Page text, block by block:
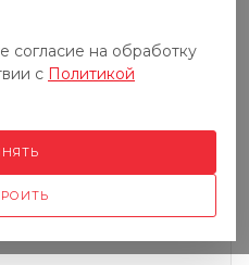
автомобилям
согласие на обработку
с Политикой